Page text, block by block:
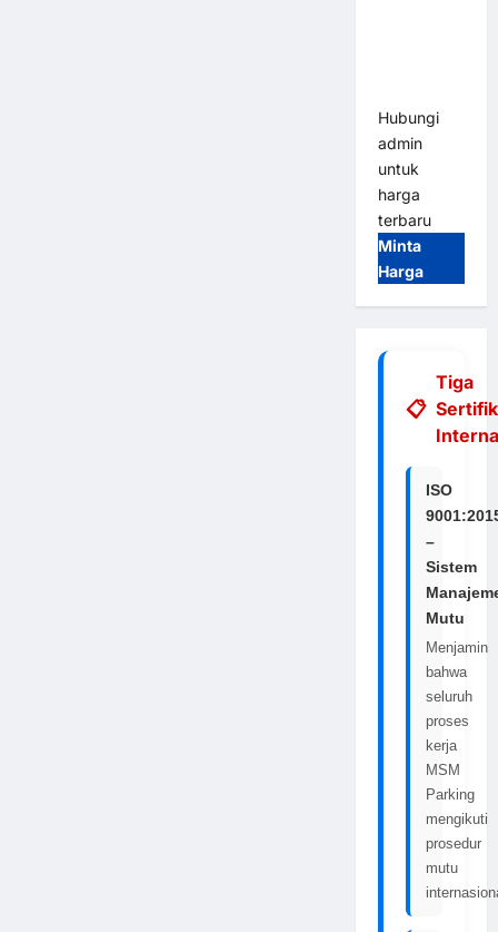
Hubungi
admin
untuk
harga
terbaru
Minta
Harga
Tiga
ISO
–
Sistem
Mutu
Menjamin
bahwa
seluruh
proses
kerja
MSM
Parking
mengikuti
prosedur
mutu